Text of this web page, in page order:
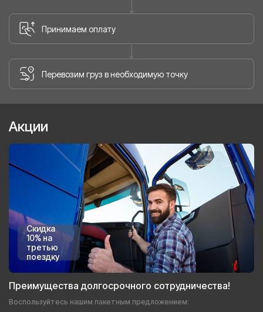
Принимаем оплату
Перевозим груз в необходимую точку
Акции
Скидка
10% на
третью
поездку
Преимущества долгосрочного сотрудничества!
Воспользуйтесь нашим пакетным предложением: